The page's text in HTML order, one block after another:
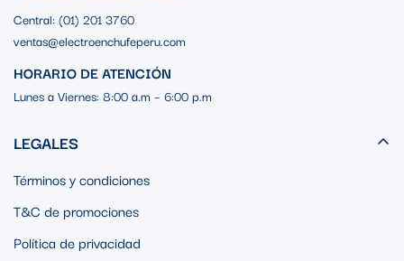
Central: (01) 201 3760
ventas@electroenchufeperu.com
HORARIO DE ATENCIÓN
Lunes a Viernes: 8:00 a.m – 6:00 p.m
LEGALES
Términos y condiciones
T&C de promociones
Política de privacidad